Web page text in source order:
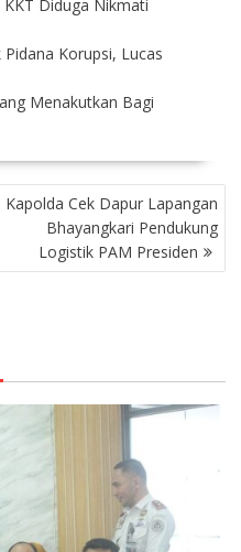
Diduga Nikmati
Korupsi, Lucas
Menakutkan Bagi
Kapolda Cek Dapur Lapangan
Bhayangkari Pendukung
Logistik PAM Presiden